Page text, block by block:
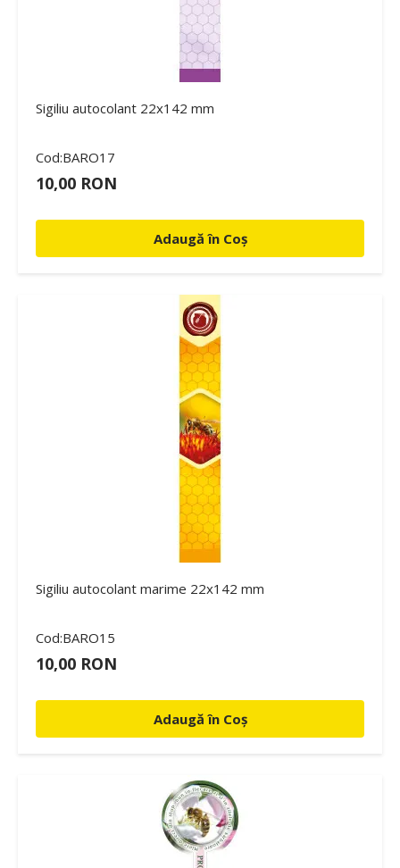
Sigiliu autocolant 22x142 mm
Cod:BARO17
10,00 RON
Adaugă în Coș
Sigiliu autocolant marime 22x142 mm
Cod:BARO15
10,00 RON
Adaugă în Coș